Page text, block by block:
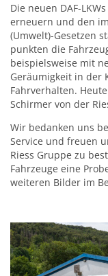
Die neuen DAF-
erneuern und den
(Umwelt)-Gesetzen
punkten die
beispielsweise mit
Geräumigkeit in der
Fahrverhalten.
Schirmer von der
Wir bedanken uns
Service und freuen
Riess Gruppe zu
Fahrzeuge eine
weiteren Bilder im